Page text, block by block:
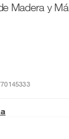
Madera y